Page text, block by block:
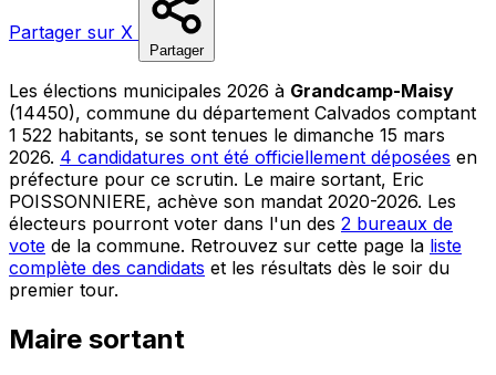
Partager sur X
Partager
Les élections municipales 2026 à Grandcamp-Maisy
(14450), commune du département Calvados comptant
1 522 habitants, se sont tenues le dimanche 15 mars
2026. 4 candidatures ont été officiellement déposées en
préfecture pour ce scrutin. Le maire sortant, Eric
POISSONNIERE, achève son mandat 2020-2026. Les
électeurs pourront voter dans l'un des 2 bureaux de
vote de la commune. Retrouvez sur cette page la liste
complète des candidats et les résultats dès le soir du
premier tour.
Maire sortant